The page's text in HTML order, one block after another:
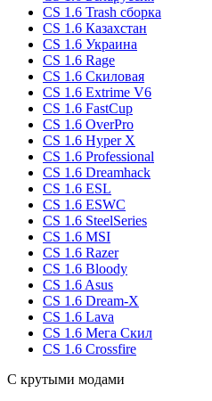
CS 1.6 Trash сборка
CS 1.6 Казахстан
CS 1.6 Украина
CS 1.6 Rage
CS 1.6 Скиловая
CS 1.6 Extrime V6
CS 1.6 FastCup
CS 1.6 OverPro
CS 1.6 Hyper X
CS 1.6 Professional
CS 1.6 Dreamhack
CS 1.6 ESL
CS 1.6 ESWC
CS 1.6 SteelSeries
CS 1.6 MSI
CS 1.6 Razer
CS 1.6 Bloody
CS 1.6 Asus
CS 1.6 Dream-X
CS 1.6 Lava
CS 1.6 Мега Скил
CS 1.6 Crossfire
С крутыми модами